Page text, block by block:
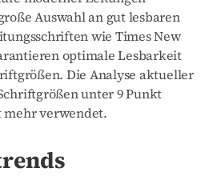
Auswahl an gut lesbaren
wie Times New
optimale Lesbarkeit
Die Analyse aktueller
unter 9 Punkt
verwendet.